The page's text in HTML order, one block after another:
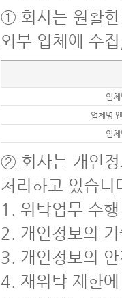
① 회사는 원활한
외부 업체에 수
업
업체명
업
② 회사는 개인정
처리하고 있습니
1. 위탁업무 수
2. 개인정보의
3. 개인정보의
4. 재위탁 제한